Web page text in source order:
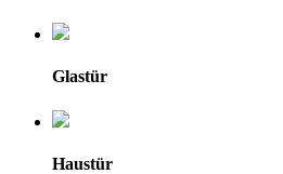
Glastür
Haustür